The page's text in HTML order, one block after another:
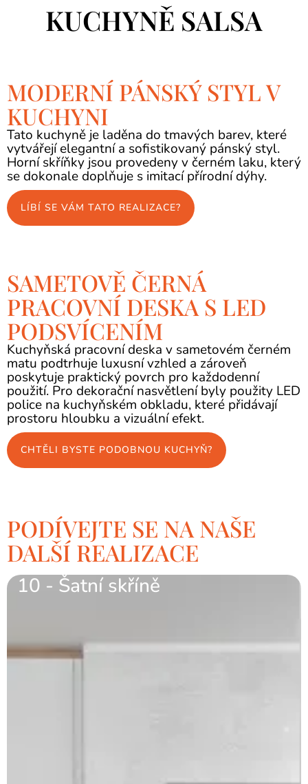
KUCHYNĚ SALSA
MODERNÍ PÁNSKÝ STYL V
KUCHYNI
Tato kuchyně je laděna do tmavých barev, které
vytvářejí elegantní a sofistikovaný pánský styl.
Horní skříňky jsou provedeny v černém laku, který
se dokonale doplňuje s imitací přírodní dýhy.
LÍBÍ SE VÁM TATO REALIZACE?
SAMETOVĚ ČERNÁ
PRACOVNÍ DESKA S LED
PODSVÍCENÍM
Kuchyňská pracovní deska v sametovém černém
matu podtrhuje luxusní vzhled a zároveň
poskytuje praktický povrch pro každodenní
použití. Pro dekorační nasvětlení byly použity LED
police na kuchyňském obkladu, které přidávají
prostoru hloubku a vizuální efekt.
CHTĚLI BYSTE PODOBNOU KUCHYŇ?
PODÍVEJTE SE NA NAŠE
DALŠÍ REALIZACE
10 - Šatní skříně